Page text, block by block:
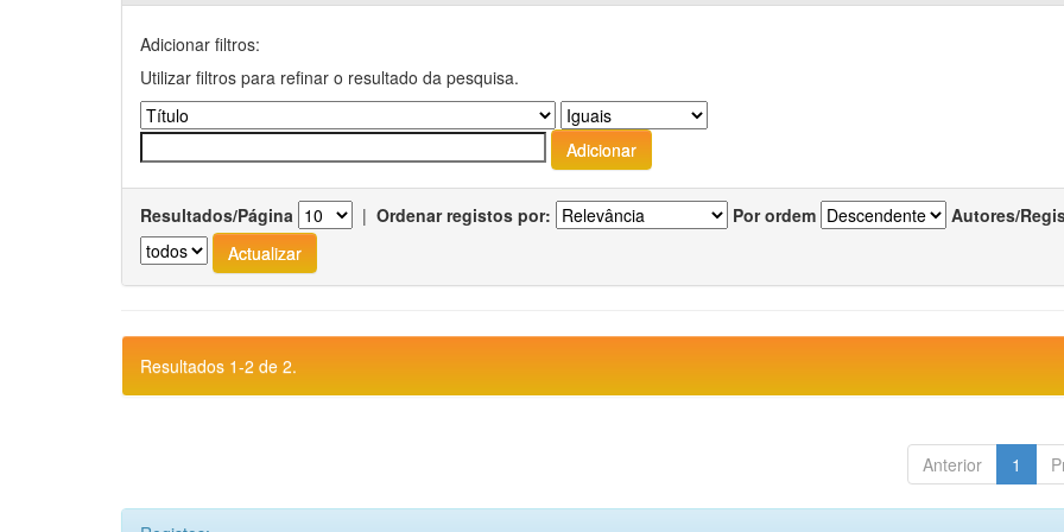
Adicionar filtros:
Utilizar filtros para refinar o resultado da pesquisa.
Resultados/Página | Ordenar registos por: Por ordem Autores/
Resultados 1-2 de 2.
Anterior 1